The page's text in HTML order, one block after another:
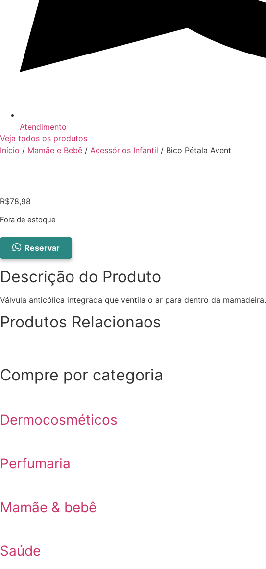
Atendimento
Veja todos os produtos
Início / Mamãe e Bebê / Acessórios Infantil / Bico Pétala Avent
R$78,98
Fora de estoque
Reservar
Descrição do Produto
Válvula anticólica integrada que ventila o ar para dentro da mamadeira.
Produtos Relacionaos
Compre por categoria
Dermocosméticos
Perfumaria
Mamãe & bebê
Saúde